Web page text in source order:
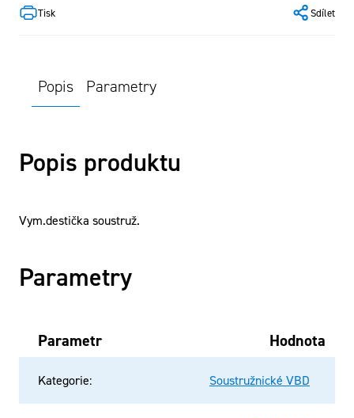
Tisk Sdílet
Popis Parametry
Popis produktu
Vym.destička soustruž.
Parametry
Parametr Hodnota
Kategorie: Soustružnické VBD